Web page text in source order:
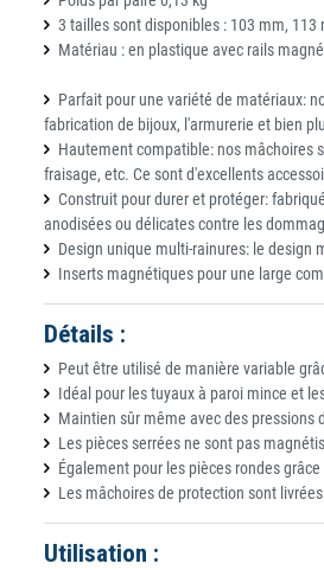
3 tailles sont disponibles : 103 mm, 113
Matériau : en plastique avec rails
Parfait pour une variété de matériaux:
fabrication de bijoux, l'armurerie et bien
Hautement compatible: nos mâchoires
fraisage, etc. Ce sont d'excellents
Construit pour durer et protéger:
anodisées ou délicates contre les
Design unique multi-rainures: le design
Inserts magnétiques pour une large
Détails :
Peut être utilisé de manière variable
Idéal pour les tuyaux à paroi mince et
Maintien sûr même avec des pressions
Les pièces serrées ne sont pas
Également pour les pièces rondes
Les mâchoires de protection sont
Utilisation :